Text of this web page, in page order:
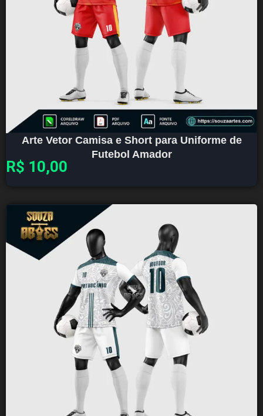
Arte Vetor Camisa e Short para Uniforme de
Futebol Amador
R$ 10,00